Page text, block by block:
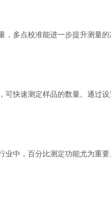
多点校准能进一步提升测量的
快速测定样品的数量。通过设
中，百分比测定功能尤为重要